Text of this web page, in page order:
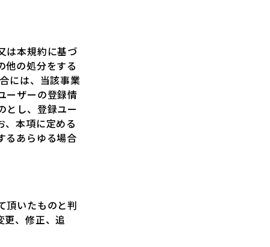
は本規約に基づ
他の処分をする
には、当該事業
ーザーの登録情
とし、登録ユー
、本項に定める
るあらゆる場合
頂いたものと判
更、修正、追